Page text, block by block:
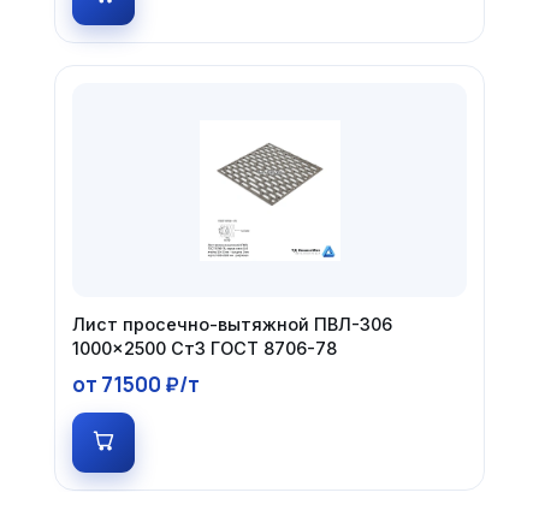
Лист просечно-вытяжной ПВЛ-306
1000×2500 Ст3 ГОСТ 8706-78
от 71500 ₽/т